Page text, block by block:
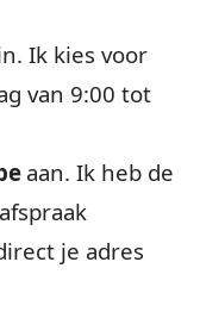
Ik kies voor
van 9:00 tot
aan. Ik heb de
je adres